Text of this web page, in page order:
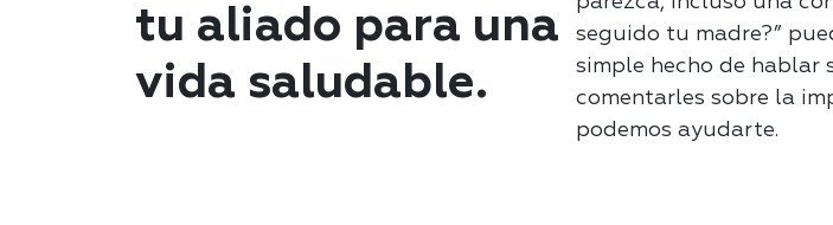
tu aliado para una
vida saludable.
seguido tu madre?”
simple hecho de hablar
comentarles sobre la
podemos ayudarte.